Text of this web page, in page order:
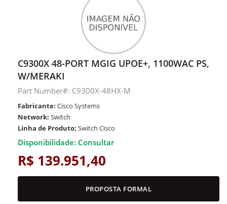
C9300X 48-PORT MGIG UPOE+, 1100WAC PS,
W/MERAKI
Part Number#: C9300X-48HX-M
Fabricante: Cisco Systems
Network: Switch
Linha de Produto: Switch Cisco
Disponibilidade: Consultar
R$ 139.951,40
PROPOSTA FORMAL